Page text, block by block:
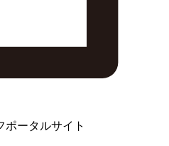
ポータルサイト